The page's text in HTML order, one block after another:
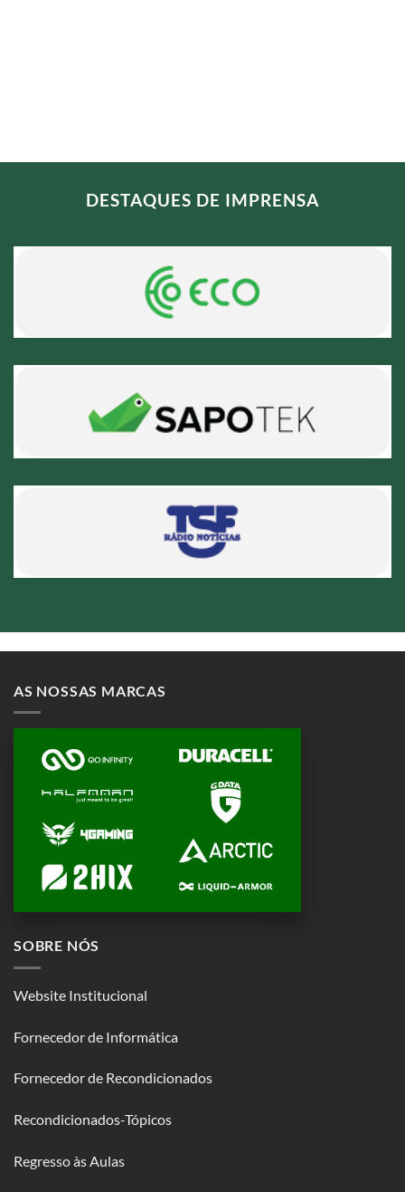
DESTAQUES DE IMPRENSA
AS NOSSAS MARCAS
SOBRE NÓS
Website Institucional
Fornecedor de Informática
Fornecedor de Recondicionados
Recondicionados-Tópicos
Regresso às Aulas